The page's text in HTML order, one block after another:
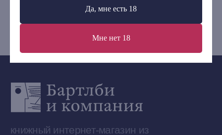
Да, мне есть 18
Мне нет 18
bartleby.sales@gmail.com
Наши книги на «Авито»